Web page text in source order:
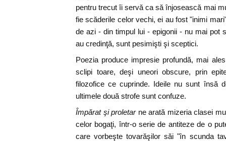
pentru trecut îi servă ca să înjosească mai
fie scăderile celor vechi, ei au fost "inimi
de azi - din timpul lui - epigonii - nu mai pot
au credinţă, sunt pesimişti şi sceptici.
Poezia produce impresie profundă, mai
sclipi toare, deşi uneori obscure, prin
filozofice ce cuprinde. Ideile nu sunt însă
ultimele două strofe sunt confuze.
Împărat şi proletarne arată mizeria clasei
celor bogaţi, într-o serie de antiteze de o
care vorbeşte tovarăşilor săi "în scunda